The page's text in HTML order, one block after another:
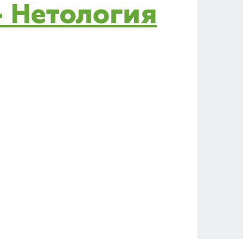
Нетология